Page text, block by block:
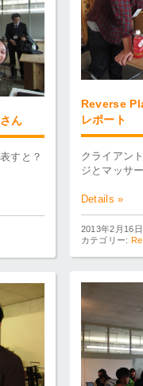
Reverse
レポート
クライアン
ジとマッサ
Details »
2013年2月16
カテゴリー:
ん
すと？